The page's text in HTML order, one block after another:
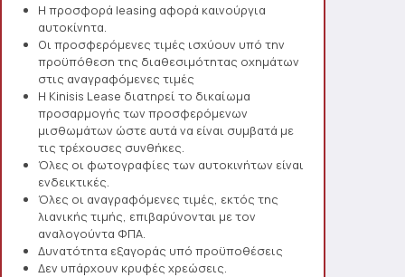
Η προσφορά leasing αφορά καινούργια
αυτοκίνητα.
Οι προσφερόμενες τιμές ισχύουν υπό την
προϋπόθεση της διαθεσιμότητας οχημάτων
στις αναγραφόμενες τιμές
Η Kinisis Lease διατηρεί το δικαίωμα
προσαρμογής των προσφερόμενων
μισθωμάτων ώστε αυτά να είναι συμβατά με
τις τρέχουσες συνθήκες.
Όλες οι φωτογραφίες των αυτοκινήτων είναι
ενδεικτικές.
Όλες οι αναγραφόμενες τιμές, εκτός της
λιανικής τιμής, επιβαρύνονται με τον
αναλογούντα ΦΠΑ.
Δυνατότητα εξαγοράς υπό προϋποθέσεις
Δεν υπάρχουν κρυφές χρεώσεις.